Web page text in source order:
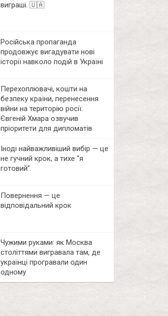
виграші. 🇺🇦
Російська пропаганда
продовжує вигадувати нові
історії навколо подій в Україні
Перехоплювачі, кошти на
безпеку країни, перенесення
війни на територію росії:
Євгеній Хмара озвучив
пріоритети для дипломатів
Іноді найважливіший вибір — це
не гучний крок, а тихе “я
готовий”.
Повернення — це
відповідальний крок
Чужими руками: як Москва
століттями вигравала там, де
українці програвали один
одному